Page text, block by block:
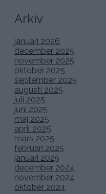
Arkiv
januari 2026
december 2025
november 2025
oktober 2025
september 2025
augusti 2025
juli 2025
juni 2025
maj 2025
april 2025
mars 2025
februari 2025
januari 2025
december 2024
november 2024
oktober 2024